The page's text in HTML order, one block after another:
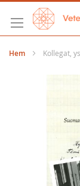
Hoppa
till
innehållet
Hem Kollegat,